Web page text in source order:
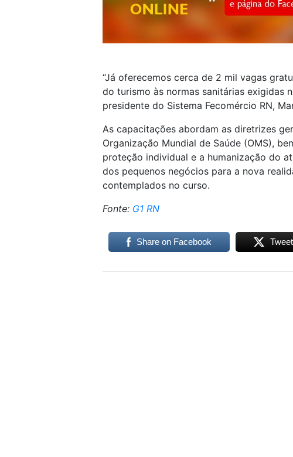
“Já oferecemos cerca de 2 mil vagas
do turismo às normas sanitárias exigidas
presidente do Sistema Fecomércio RN,
As capacitações abordam as diretrizes
Organização Mundial de Saúde (OMS),
proteção individual e a humanização do
dos pequenos negócios para a nova
contemplados no curso.
Fonte: G1 RN
Share on Facebook Tweet